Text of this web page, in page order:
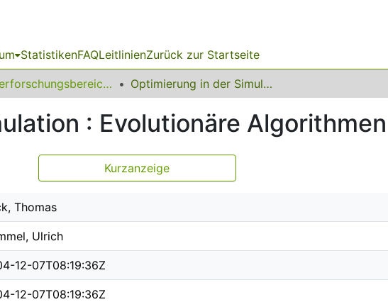
StatistikenFAQLeitlinienZurück zur Startseite
Sonderforschungsbereich (SFB) 531 Optimierung in der Simulation : Evolutionäre Algorithmen
: Evolutionäre Algorithmen
Kurzanzeige
Thomas
Ulrich
12-07T08:19:36Z
12-07T08:19:36Z